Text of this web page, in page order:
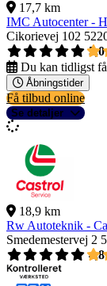
17,7 km
IMC Autocenter -
Cikorievej 102
5,0
Du kan tidligst
Åbningstider
Få tilbud online
Se detaljer
18,9 km
Rw Autoteknik -
Smedemestervej 2
4,8